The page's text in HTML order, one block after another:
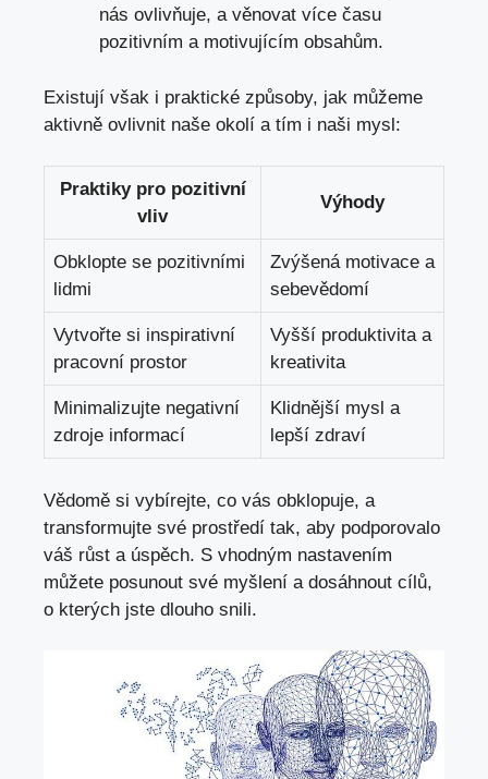
nás ovlivňuje, a věnovat více času
pozitivním a motivujícím obsahům.
Existují však i praktické způsoby, jak můžeme
aktivně ovlivnit naše okolí a tím i naši mysl:
Praktiky pro pozitivní
vliv
Výhody
Obklopte se pozitivními
lidmi
Zvýšená motivace a
sebevědomí
Vytvořte si inspirativní
pracovní prostor
Vyšší produktivita a
kreativita
Minimalizujte negativní
zdroje informací
Klidnější mysl a
lepší zdraví
Vědomě si vybírejte, co vás obklopuje, a
transformujte své prostředí tak, aby podporovalo
váš růst a úspěch. S vhodným nastavením
můžete posunout své myšlení a dosáhnout cílů,
o kterých jste dlouho snili.